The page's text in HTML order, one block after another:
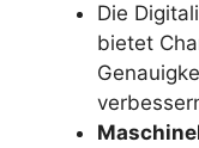
Die
bietet